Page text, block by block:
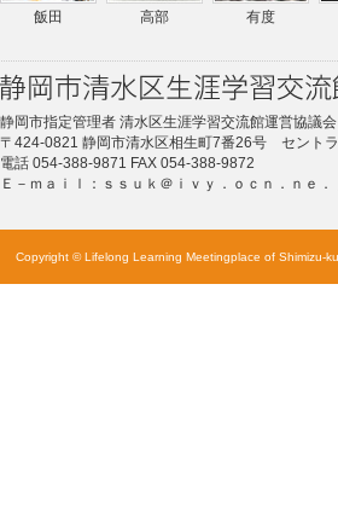
飯田 高部 有度
静岡市指定管理者 清水区生涯学習交流館運営協議会
〒424-0821 静岡市清水区相生町7番26号 セント
電話 054-388-9871 FAX 054-388-9872
Ｅ－ｍａｉｌ：ｓｓｕｋ＠ｉｖｙ．ｏｃｎ．ｎｅ．
Copyright © Lifelong Learning Meetingplace of Shimizu-